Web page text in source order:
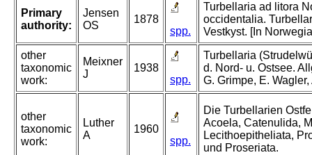
Primary
authority:
Jensen
OS
1878
spp.
Turbellaria ad litora
occidentalia.
Vestkyst. [In
other
taxonomic
work:
Meixner
J
1938
spp.
Turbellaria
d. Nord- u. Ostsee.
G. Grimpe, E.
other
taxonomic
work:
Luther
A
1960
spp.
Die Turbellarien
Acoela, Catenulida,
Lecithoepitheliata,
und Proseriata.